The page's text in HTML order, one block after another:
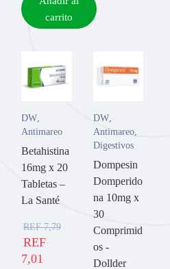
carrito
DW,
Antimareo
Betahistina
16mg x 20
Tabletas –
La Santé
REF7,79
REF
7,01
DW,
Antimareo,
Digestivos
Dompesin
Domperido
na 10mg x
30
Comprimid
os -
Dollder